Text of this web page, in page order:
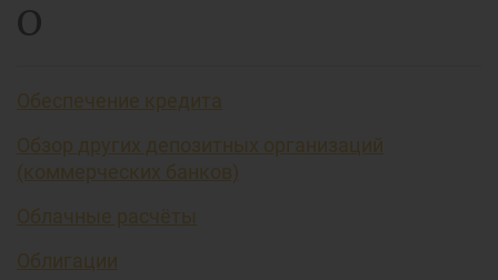
О
Обеспечение кредита
Обзор других депозитных организаций
(коммерческих банков)
Облачные расчёты
Облигации